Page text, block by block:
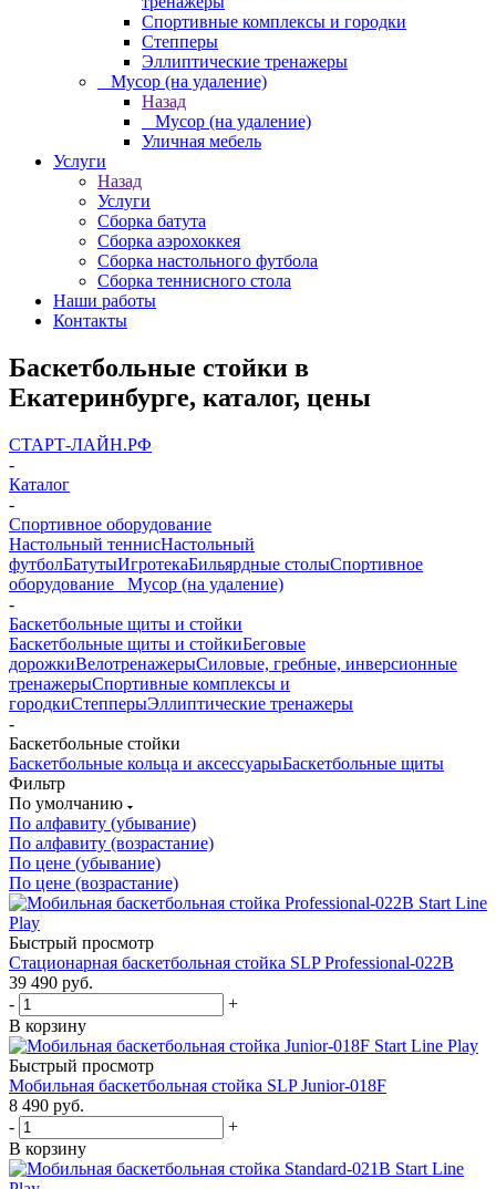
Спортивные комплексы и городки
Степперы
Эллиптические тренажеры
_ Мусор (на удаление)
Назад
_ Мусор (на удаление)
Уличная мебель
Услуги
Назад
Услуги
Сборка батута
Сборка аэрохоккея
Сборка настольного футбола
Сборка теннисного стола
Наши работы
Контакты
Баскетбольные стойки в
Екатеринбурге, каталог, цены
СТАРТ-ЛАЙН.РФ
-
Каталог
-
Спортивное оборудование
Настольный теннисНастольный
футболБатутыИгротекаБильярдные столыСпортивное
оборудование _ Мусор (на удаление)
-
Баскетбольные щиты и стойки
Баскетбольные щиты и стойкиБеговые
дорожкиВелотренажерыСиловые, гребные, инверсионные
тренажерыСпортивные комплексы и
городкиСтепперыЭллиптические тренажеры
-
Баскетбольные стойки
Баскетбольные кольца и аксессуарыБаскетбольные щиты
Фильтр
По умолчанию
По алфавиту (убывание)
По алфавиту (возрастание)
По цене (убывание)
По цене (возрастание)
Быстрый просмотр
Стационарная баскетбольная стойка SLP Professional-022B
39 490 руб.
-
+
В корзину
Быстрый просмотр
Мобильная баскетбольная стойка SLP Junior-018F
8 490 руб.
-
+
В корзину